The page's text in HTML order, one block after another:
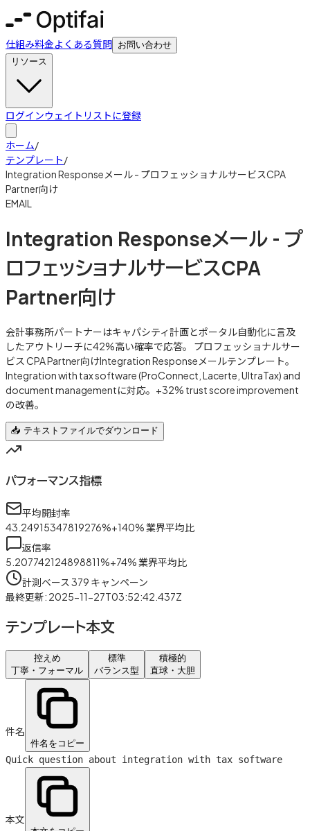
仕組み料金よくある質問 お問い合わせ
リソース
ログインウェイトリストに登録
ホーム/
テンプレート/
Integration Responseメール - プロフェッショナルサービスCPA
Partner向け
EMAIL
Integration Responseメール - プ
ロフェッショナルサービスCPA
Partner向け
会計事務所パートナーはキャパシティ計画とポータル自動化に言及
したアウトリーチに42%高い確率で応答。 プロフェッショナルサー
ビス CPA Partner向けIntegration Responseメールテンプレート。
Integration with tax software (ProConnect, Lacerte, UltraTax) and
document managementに対応。+32% trust score improvement
の改善。
📥 テキストファイルでダウンロード
パフォーマンス指標
平均開封率
43.24915347819276%+140%業界平均比
返信率
5.207742124898811%+74%業界平均比
計測ベース 379 キャンペーン
最終更新: 2025-11-27T03:52:42.437Z
テンプレート本文
控えめ
丁寧・フォーマル
標準
バランス型
積極的
直球・大胆
件名
件名をコピー
Quick question about integration with tax software
本文